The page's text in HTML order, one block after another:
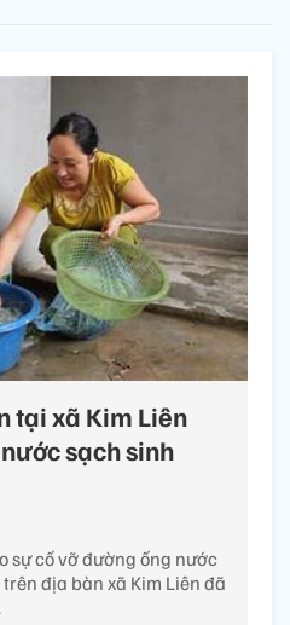
tại xã Kim Liên
sạch sinh
sự cố vỡ đường ống nước
địa bàn xã Kim Liên đã